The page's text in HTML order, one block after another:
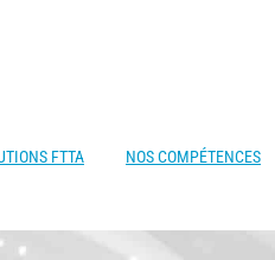
FTTA NOS COMPÉTENCES